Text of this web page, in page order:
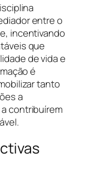
entre o
incentivando
que
de vida e
é
tanto
a
contribuírem